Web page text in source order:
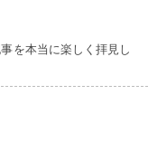
を本当に楽しく拝見し